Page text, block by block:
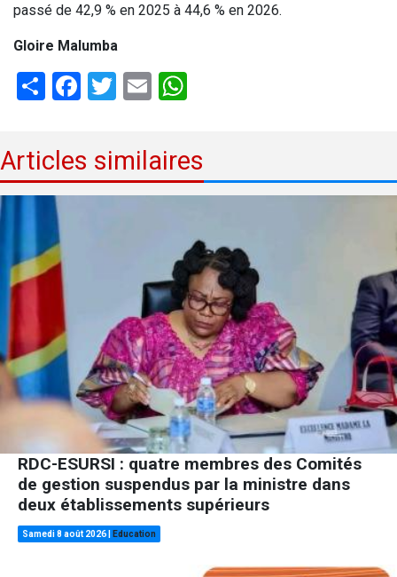
passé de 42,9 % en 2025 à 44,6 % en 2026.
Gloire Malumba
ShareFacebook
Twitter
Email
Articles similaires
RDC-ESURSI : quatre membres des Comités
de gestion suspendus par la ministre dans
deux établissements supérieurs
Samedi 8 août 2026 Education